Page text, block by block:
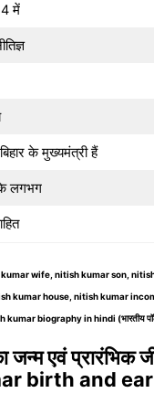
में
के मुख्यमंत्री हैं
लगभग
wife, nitish kumar son,
kumar house, nitish kumar
kumar biography in hindi (भारतीय
जन्म एवं प्रारंभिक
birth and